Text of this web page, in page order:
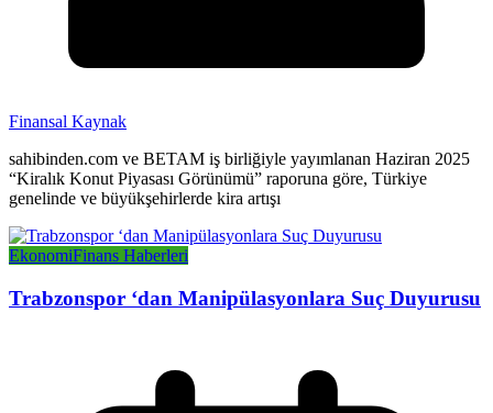
Finansal Kaynak
sahibinden.com ve BETAM iş birliğiyle yayımlanan Haziran 2025
“Kiralık Konut Piyasası Görünümü” raporuna göre, Türkiye
genelinde ve büyükşehirlerde kira artışı
EkonomiFinans Haberleri
Trabzonspor ‘dan Manipülasyonlara Suç Duyurusu